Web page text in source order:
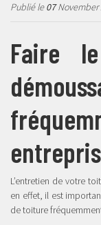
Publié le07November
Faire
L’entretien de votre
en effet, il est
de toiture